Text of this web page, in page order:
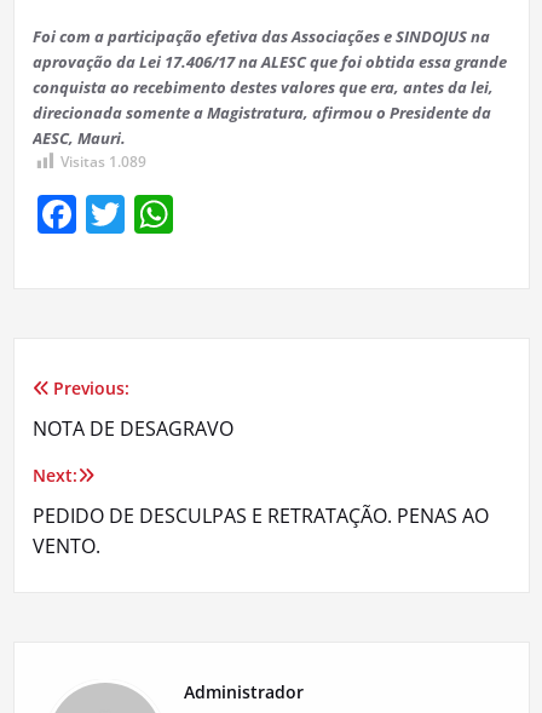
Foi com a participação efetiva das Associações e SINDOJUS na
aprovação da Lei 17.406/17 na ALESC que foi obtida essa grande
conquista ao recebimento destes valores que era, antes da lei,
direcionada somente a Magistratura, afirmou o Presidente da
AESC, Mauri.
Visitas 1.089
Facebook
TwitterWhatsApp
Navegação
de
Post
Previous:
NOTA DE DESAGRAVO
Next:
PEDIDO DE DESCULPAS E RETRATAÇÃO. PENAS AO
VENTO.
Administrador